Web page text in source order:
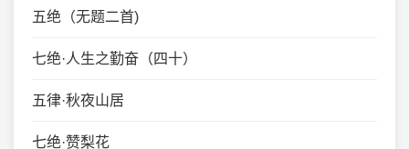
五绝（无题二首)
七绝·人生之勤奋（四十）
五律·秋夜山居
七绝·赞梨花